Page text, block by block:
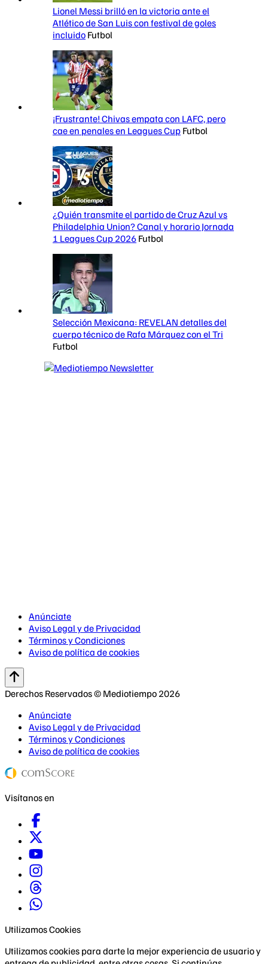
Lionel Messi brilló en la victoria ante el
Atlético de San Luis con festival de goles
incluido Futbol
¡Frustrante! Chivas empata con LAFC, pero
cae en penales en Leagues Cup Futbol
¿Quién transmite el partido de Cruz Azul vs
Philadelphia Union? Canal y horario Jornada
1 Leagues Cup 2026 Futbol
Selección Mexicana: REVELAN detalles del
cuerpo técnico de Rafa Márquez con el Tri
Futbol
Anúnciate
Aviso Legal y de Privacidad
Términos y Condiciones
Aviso de política de cookies
Derechos Reservados © Mediotiempo 2026
Anúnciate
Aviso Legal y de Privacidad
Términos y Condiciones
Aviso de política de cookies
Visítanos en
Utilizamos Cookies
Utilizamos cookies para darte la mejor experiencia de usuario y